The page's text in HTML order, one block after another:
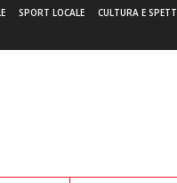
SPORT LOCALE CULTURA E